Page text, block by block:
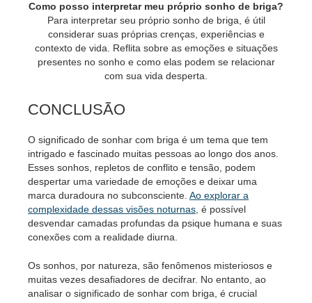
Como posso interpretar meu próprio sonho de briga?
Para interpretar seu próprio sonho de briga, é útil
considerar suas próprias crenças, experiências e
contexto de vida. Reflita sobre as emoções e situações
presentes no sonho e como elas podem se relacionar
com sua vida desperta.
CONCLUSÃO
O significado de sonhar com briga é um tema que tem
intrigado e fascinado muitas pessoas ao longo dos anos.
Esses sonhos, repletos de conflito e tensão, podem
despertar uma variedade de emoções e deixar uma
marca duradoura no subconsciente. Ao explorar a
complexidade dessas visões noturnas , é possível
desvendar camadas profundas da psique humana e suas
conexões com a realidade diurna.
Os sonhos, por natureza, são fenômenos misteriosos e
muitas vezes desafiadores de decifrar. No entanto, ao
analisar o significado de sonhar com briga, é crucial